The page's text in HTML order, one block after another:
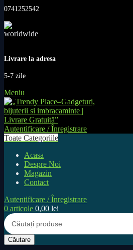
0741252542
Livrare la adresa
5-7 zile
Meniu
Autentificare / Înregistrare
Toate Categoriile
Acasa
Despre Noi
Magazin
Contact
Autentificare / Înregistrare
0 articole 0,00 lei
Căutare